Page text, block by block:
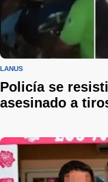
LANÚS
Policía se
asesinado a